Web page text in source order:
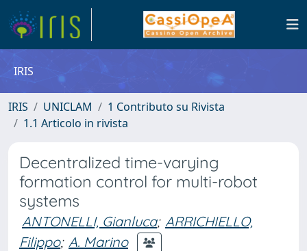
IRIS
IRIS UNICLAM
1 Contributo su Rivista
1.1 Articolo in rivista
Decentralized time-varying
formation control for multi-robot
systems
ANTONELLI, Gianluca; ARRICHIELLO,
Filippo; A. Marino